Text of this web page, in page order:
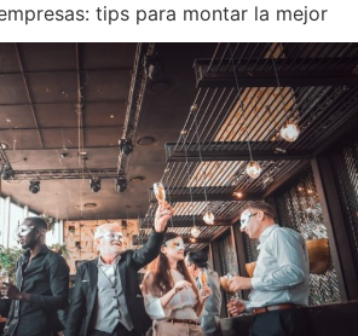
tips para montar la mejor